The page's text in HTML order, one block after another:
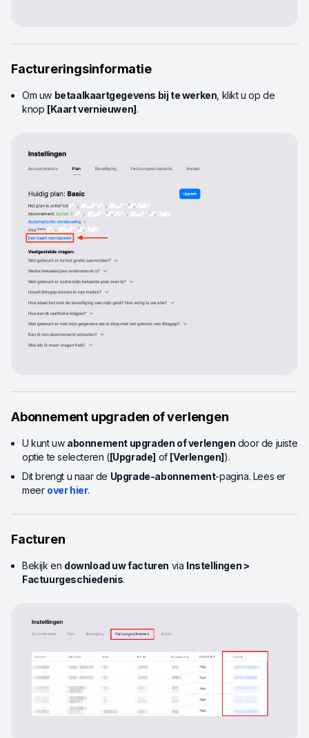
Factureringsinformatie
Om uw betaalkaartgegevens bij te werken , klikt u op de
knop [Kaart vernieuwen].
Abonnement upgraden of verlengen
U kunt uw abonnement upgraden of verlengen door de juiste
optie te selecteren ([Upgrade] of [Verlengen]).
Dit brengt u naar de Upgrade-abonnement-pagina. Lees er
meer over hier.
Facturen
Bekijk en download uw facturen via Instellingen >
Factuurgeschiedenis.